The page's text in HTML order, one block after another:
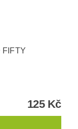
FIFTY
125 Kč